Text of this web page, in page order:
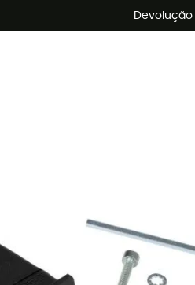
Promoções de verão 🔥 -5%